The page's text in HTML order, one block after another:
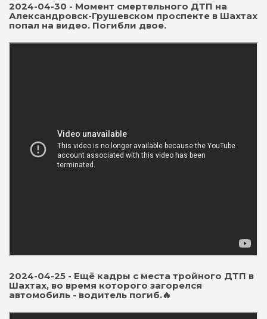
2024-04-30 - Момент смертельного ДТП на
Александровск-Грушевском проспекте в Шахтах
попал на видео. Погибли двое.
2024-04-25 - Ещё кадры с места тройного ДТП в
Шахтах, во время которого загорелся
автомобиль - водитель погиб.🔥